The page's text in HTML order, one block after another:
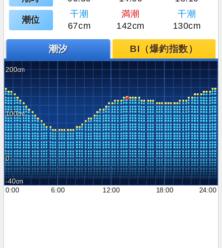
潮位
干潮 満潮
干潮
67cm
142cm 130cm
潮汐 BI（爆釣指数）
200
100
0
-40
0:00
6:00 12:00 18:00 24:00